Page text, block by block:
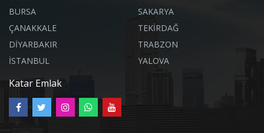
BURSA
ÇANAKKALE
DİYARBAKIR
İSTANBUL
SAKARYA
TEKİRDAĞ
TRABZON
YALOVA
Katar Emlak